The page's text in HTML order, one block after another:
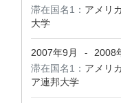
滞在国名1： アメリ
大学
2007年9月 -
2008
滞在国名1： アメリ
ア連邦大学